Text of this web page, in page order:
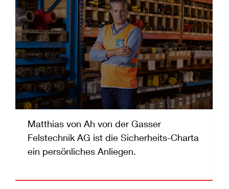
Matthias von Ah von der Gasser
Felstechnik AG ist die Sicherheits-Charta
ein persönliches Anliegen.